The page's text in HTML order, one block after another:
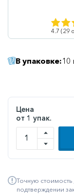
Желудочно-
кишечные
4.7 (29
В упаковке:10
Цена
от 1 упак.
Точную
подтверждении